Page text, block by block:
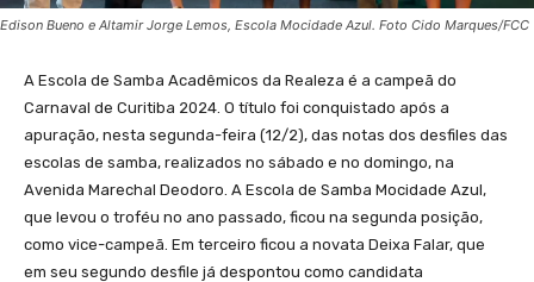
Edison Bueno e Altamir Jorge Lemos, Escola Mocidade Azul. Foto Cido Marques/FCC
A Escola de Samba Acadêmicos da Realeza é a campeã do
Carnaval de Curitiba 2024. O título foi conquistado após a
apuração, nesta segunda-feira (12/2), das notas dos desfiles das
escolas de samba, realizados no sábado e no domingo, na
Avenida Marechal Deodoro. A Escola de Samba Mocidade Azul,
que levou o troféu no ano passado, ficou na segunda posição,
como vice-campeã. Em terceiro ficou a novata Deixa Falar, que
em seu segundo desfile já despontou como candidata